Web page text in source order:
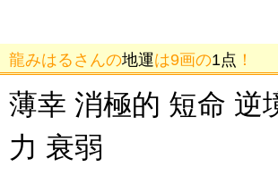
龍みはるさんの地運は9画の1点 ！
薄幸 消極的 短命 逆
力 衰弱